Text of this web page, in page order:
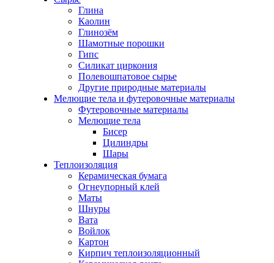
Глина
Каолин
Глинозём
Шамотные порошки
Гипс
Силикат циркония
Полевошпатовое сырье
Другие природные материалы
Мелющие тела и футеровочные материалы
Футеровочные материалы
Мелющие тела
Бисер
Цилиндры
Шары
Теплоизоляция
Керамическая бумага
Огнеупорный клей
Маты
Шнуры
Вата
Войлок
Картон
Кирпич теплоизоляционный